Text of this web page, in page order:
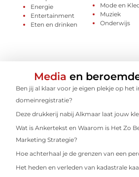
Energie
Entertainment
Eten en drinken
Mode en
Muziek
Onderwijs
Media en
Ben jij al klaar voor je eigen plekje op het
domeinregistratie?
Deze drukkerij nabij Alkmaar laat jouw
Wat is Ankertekst en Waarom is Het Zo
Marketing Strategie?
Hoe achterhaal je de grenzen van een
Het heden en verleden van kadastrale